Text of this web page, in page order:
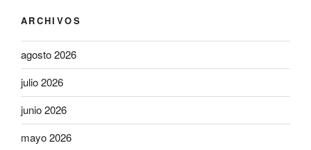
ARCHIVOS
agosto 2026
julio 2026
junio 2026
mayo 2026